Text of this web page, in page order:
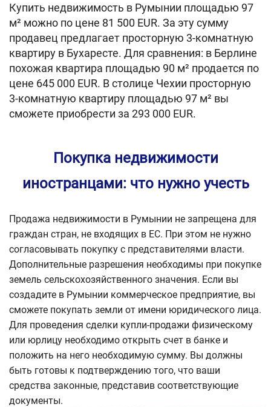
Купить недвижимость в Румынии площадью 97
м² можно по цене 81 500 EUR. За эту сумму
продавец предлагает просторную 3-комнатную
квартиру в Бухаресте. Для сравнения: в Берлине
похожая квартира площадью 90 м² продается по
цене 645 000 EUR. В столице Чехии просторную
3-комнатную квартиру площадью 97 м² вы
сможете приобрести за 293 000 EUR.
Покупка недвижимости
иностранцами: что нужно учесть
Продажа недвижимости в Румынии не запрещена для
граждан стран, не входящих в ЕС. При этом не нужно
согласовывать покупку с представителями власти.
Дополнительные разрешения необходимы при покупке
земель сельскохозяйственного значения. Если вы
создадите в Румынии коммерческое предприятие, вы
сможете покупать земли от имени юридического лица.
Для проведения сделки купли-продажи физическому
или юрлицу необходимо открыть счет в банке и
положить на него необходимую сумму. Вы должны
быть готовы к подтверждению того, что ваши
средства законные, представив соответствующие
документы.